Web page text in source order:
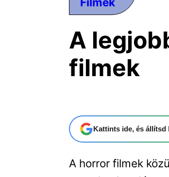
A
filmek
Kattints ide, és
A horror filmek